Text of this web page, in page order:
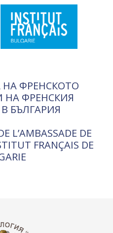
НА ФРЕНСКОТО
НА ФРЕНСКИЯ
БЪЛГАРИЯ
L’AMBASSADE DE
FRANÇAIS DE